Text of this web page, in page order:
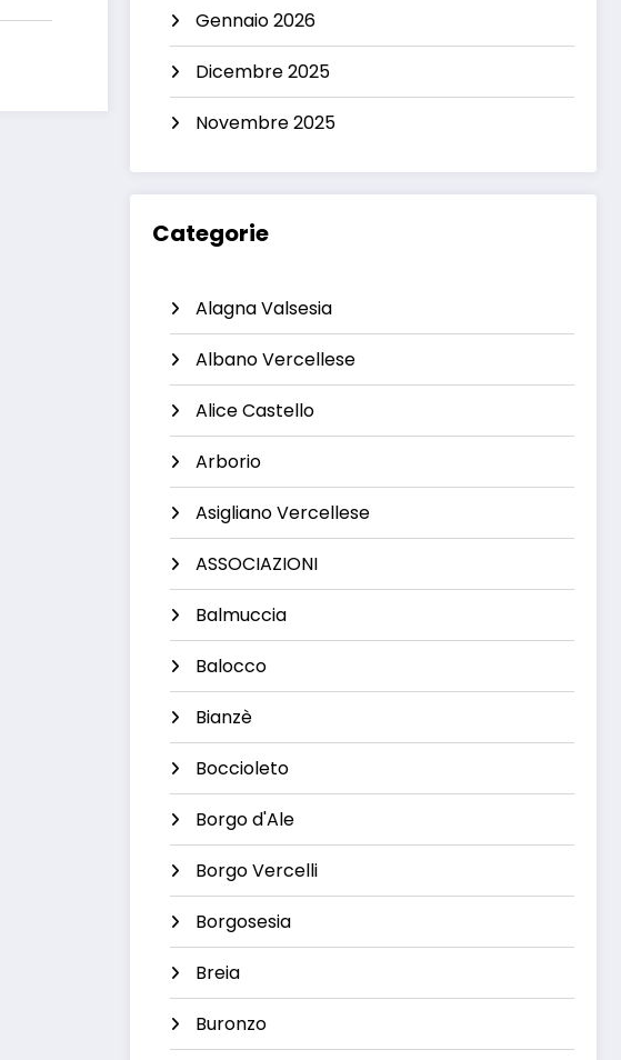
Gennaio 2026
Dicembre 2025
Novembre 2025
Categorie
Alagna Valsesia
Albano Vercellese
Alice Castello
Arborio
Asigliano Vercellese
ASSOCIAZIONI
Balmuccia
Balocco
Bianzè
Boccioleto
Borgo d'Ale
Borgo Vercelli
Borgosesia
Breia
Buronzo